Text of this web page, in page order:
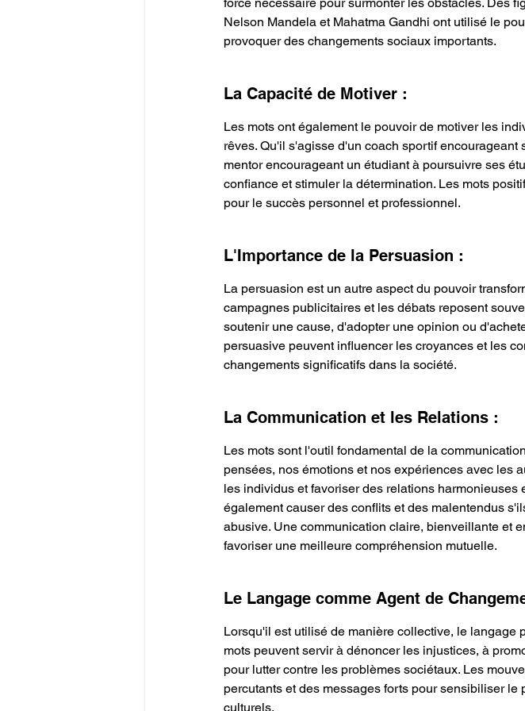
Nelson Mandela et Mahatma Gandhi ont utilisé le
provoquer des changements sociaux importants.
La Capacité de Motiver :
Les mots ont également le pouvoir de motiver les
rêves. Qu'il s'agisse d'un coach sportif
mentor encourageant un étudiant à poursuivre ses
confiance et stimuler la détermination. Les mots
pour le succès personnel et professionnel.
L'Importance de la Persuasion :
La persuasion est un autre aspect du pouvoir
campagnes publicitaires et les débats reposent
soutenir une cause, d'adopter une opinion ou
persuasive peuvent influencer les croyances et les
changements significatifs dans la société.
La Communication et les Relations :
Les mots sont l'outil fondamental de la
pensées, nos émotions et nos expériences avec les
les individus et favoriser des relations
également causer des conflits et des malentendus
abusive. Une communication claire, bienveillante et
favoriser une meilleure compréhension mutuelle.
Le Langage comme Agent de
Lorsqu'il est utilisé de manière collective, le langage
mots peuvent servir à dénoncer les injustices, à
pour lutter contre les problèmes sociétaux. Les
percutants et des messages forts pour sensibiliser
culturels.